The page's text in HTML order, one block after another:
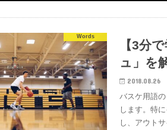
Words
【3分
ュ」を
2018.08.26
バスケ用語
します。特
し、アウト